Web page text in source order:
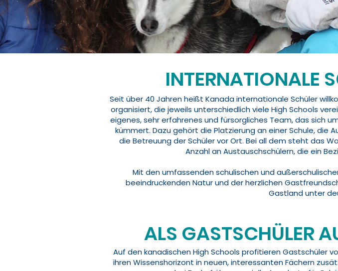
INTERNATIONALE
Seit über 40 Jahren heißt Kanada internationale Schüler
organisiert, die jeweils unterschiedlich viele High Schools
eigenes, sehr erfahrenes und fürsorgliches Team, das sich
kümmert. Dazu gehört die Platzierung an einer Schule, die
die Betreuung der Schüler vor Ort. Bei all dem steht das
Anzahl an Austauschschülern, die ein
Mit den umfassenden schulischen und
beeindruckenden Natur und der herzlichen
Gastland unter
ALS GASTSCHÜLER
Auf den kanadischen High Schools profitieren Gastschüler
ihren Wissenshorizont in neuen, interessanten Fächern